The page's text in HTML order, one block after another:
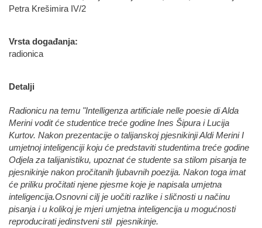
Petra Krešimira IV/2
Vrsta događanja:
radionica
Detalji
Radionicu na temu "Intelligenza artificiale nelle poesie di Alda
Merini vodit će studentice treće godine Ines Šipura i Lucija
Kurtov. Nakon prezentacije o talijanskoj pjesnikinji Aldi Merini I
umjetnoj inteligenciji koju će predstaviti studentima treće godine
Odjela za talijanistiku, upoznat će studente sa stilom pisanja te
pjesnikinje nakon pročitanih ljubavnih poezija. Nakon toga imat
će priliku pročitati njene pjesme koje je napisala umjetna
inteligencija.Osnovni cilj je uočiti razlike i sličnosti u načinu
pisanja i u kolikoj je mjeri umjetna inteligencija u mogućnosti
reproducirati jedinstveni stil pjesnikinje.